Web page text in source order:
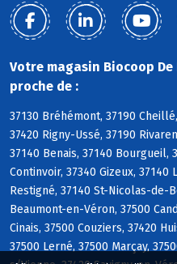
Votre magasin Biocoop
proche de :
37130 Bréhémont, 37190
37420 Rigny-Ussé, 37190
37140 Benais, 37140 Bourgueil,
Continvoir, 37340 Gizeux,
Restigné, 37140 St-Nicolas-de-
Beaumont-en-Véron, 37500
Cinais, 37500 Couziers, 37420
37500 Lerné, 37500 Marçay,